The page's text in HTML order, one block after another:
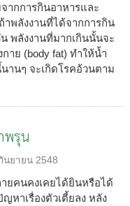
ากการกินอาหารและ
าพลังงานที่ได้จากการกิน
พลังงานที่มากเกินนั้นจะ
าย (body fat) ทำให้น้ำ
านๆ จะเกิดโรคอ้วนตาม
พรุน
นยายน 2548
ยคนคงเคยได้ยินหรือได้
หาเรื่องตัวเตี้ยลง หลัง